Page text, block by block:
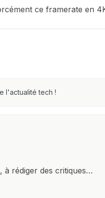
ce framerate en
l'actualité tech !
rédiger des critiques
des acteurs clés de